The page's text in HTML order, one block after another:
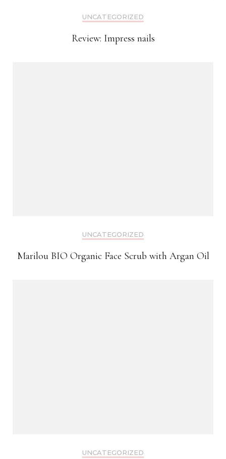
UNCATEGORIZED
Review: Impress nails
UNCATEGORIZED
Marilou BIO Organic Face Scrub with Argan Oil
UNCATEGORIZED